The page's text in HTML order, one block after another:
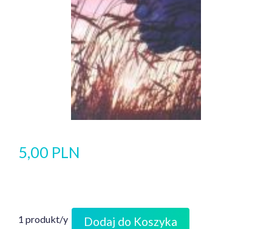
5,00 PLN
1 produkt/y Dodaj do Koszyka